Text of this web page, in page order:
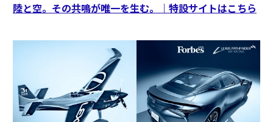
陸と空。その共鳴が唯一を生む。｜特設サイトはこちら